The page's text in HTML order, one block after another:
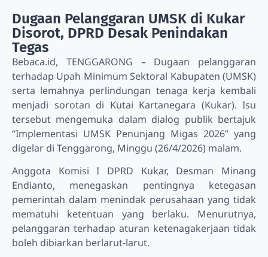
Dugaan Pelanggaran UMSK di Kukar
Disorot, DPRD Desak Penindakan
Tegas
Bebaca.id, TENGGARONG – Dugaan pelanggaran
terhadap Upah Minimum Sektoral Kabupaten (UMSK)
serta lemahnya perlindungan tenaga kerja kembali
menjadi sorotan di Kutai Kartanegara (Kukar). Isu
tersebut mengemuka dalam dialog publik bertajuk
“Implementasi UMSK Penunjang Migas 2026” yang
digelar di Tenggarong, Minggu (26/4/2026) malam.
Anggota Komisi I DPRD Kukar, Desman Minang
Endianto, menegaskan pentingnya ketegasan
pemerintah dalam menindak perusahaan yang tidak
mematuhi ketentuan yang berlaku. Menurutnya,
pelanggaran terhadap aturan ketenagakerjaan tidak
boleh dibiarkan berlarut-larut.